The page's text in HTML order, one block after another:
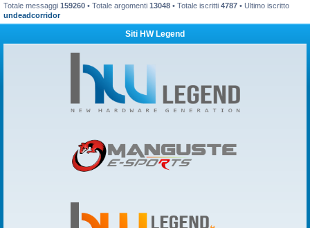
Totale messaggi 159260 • Totale argomenti 13048 • Totale iscritti 4787 • Ultimo iscritto
undeadcorridor
Siti HW Legend